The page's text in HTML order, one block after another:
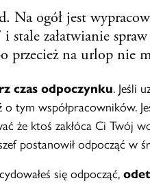
Na ogół jest
i stale załatwianie
przecież na urlop nie
czas odpoczynku. Jeśli
tym współpracowników.
że ktoś zakłóca Ci Twój
postanowił odpocząć w
się odpocząć,